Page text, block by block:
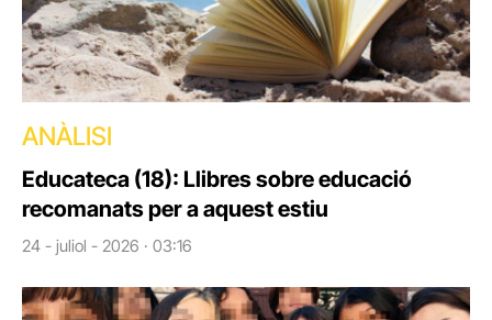
ANÀLISI
Educateca (18): Llibres sobre educació
recomanats per a aquest estiu
24 - juliol - 2026 · 03:16